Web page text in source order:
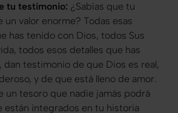
tu testimonio: ¿Sabías que tu
valor enorme? Todas esas
has tenido con Dios, todos Sus
todos esos detalles que has
dan testimonio de que Dios es real,
y de que está lleno de amor.
un tesoro que nadie jamás podrá
están integrados en tu historia